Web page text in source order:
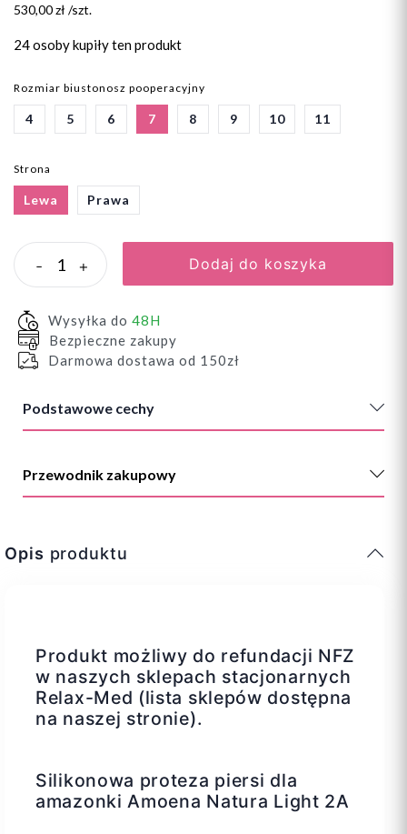
530,00 zł /szt.
24 osobykupiły ten produkt
Rozmiar biustonosz pooperacyjny
4 5 6 7 8 9 10 11
Strona
Lewa Prawa
- + Dodaj do koszyka
Wysyłka do 48H
Bezpieczne zakupy
Darmowa dostawa od 150zł
Podstawowe cechy
Przewodnik zakupowy
Opis produktu
Produkt możliwy do refundacji NFZ
w naszych sklepach stacjonarnych
Relax-Med (lista sklepów dostępna
na naszej stronie).
Silikonowa proteza piersi dla
amazonki Amoena Natura Light 2A